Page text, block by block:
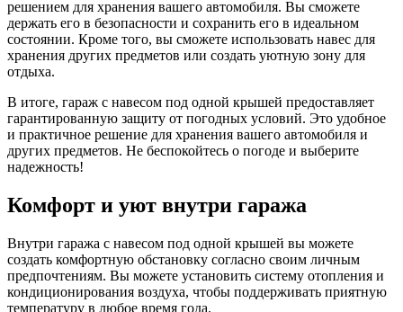
решением для хранения вашего автомобиля. Вы сможете
держать его в безопасности и сохранить его в идеальном
состоянии. Кроме того, вы сможете использовать навес для
хранения других предметов или создать уютную зону для
отдыха.
В итоге, гараж с навесом под одной крышей предоставляет
гарантированную защиту от погодных условий. Это удобное
и практичное решение для хранения вашего автомобиля и
других предметов. Не беспокойтесь о погоде и выберите
надежность!
Комфорт и уют внутри гаража
Внутри гаража с навесом под одной крышей вы можете
создать комфортную обстановку согласно своим личным
предпочтениям. Вы можете установить систему отопления и
кондиционирования воздуха, чтобы поддерживать приятную
температуру в любое время года.